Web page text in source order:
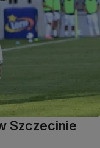
Szczecinie